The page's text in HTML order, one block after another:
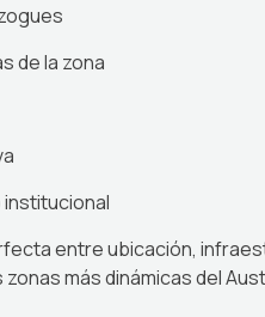
de la zona
entre ubicación,
más dinámicas del